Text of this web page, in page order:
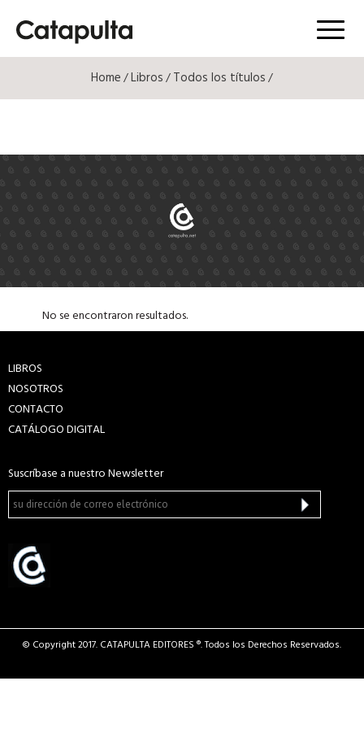
Menú
Home/Libros/Todos los títulos/
No se encontraron resultados.
LIBROS
NOSOTROS
CONTACTO
CATÁLOGO DIGITAL
Suscríbase a nuestro Newsletter
© Copyright 2017. CATAPULTA EDITORES ®. Todos los Derechos Reservados.